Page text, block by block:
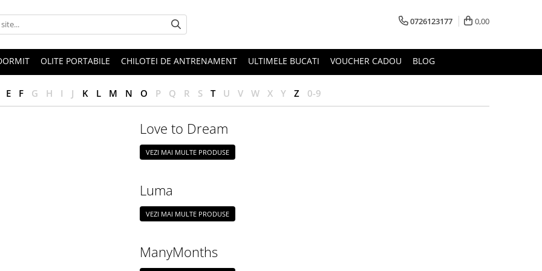
0726123177 0,00
OLITE PORTABILE CHILOTEI DE ANTRENAMENT ULTIMELE BUCATI VOUCHER CADOU BLOG
E F G H I J K L M N O P Q R S T U V W X Y Z 0-9
Love to Dream
VEZI MAI MULTE PRODUSE
Luma
VEZI MAI MULTE PRODUSE
ManyMonths